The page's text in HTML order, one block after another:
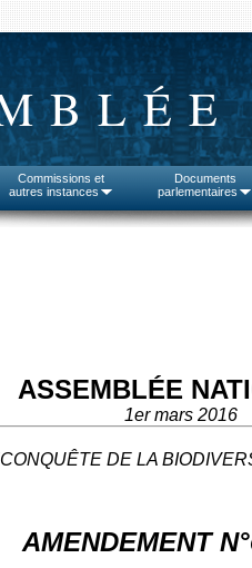
Commissions et
autres instances
Documents
parlementaires
ASSEMBLÉE
1er mars 2016
DE LA
AMENDEMENT N°